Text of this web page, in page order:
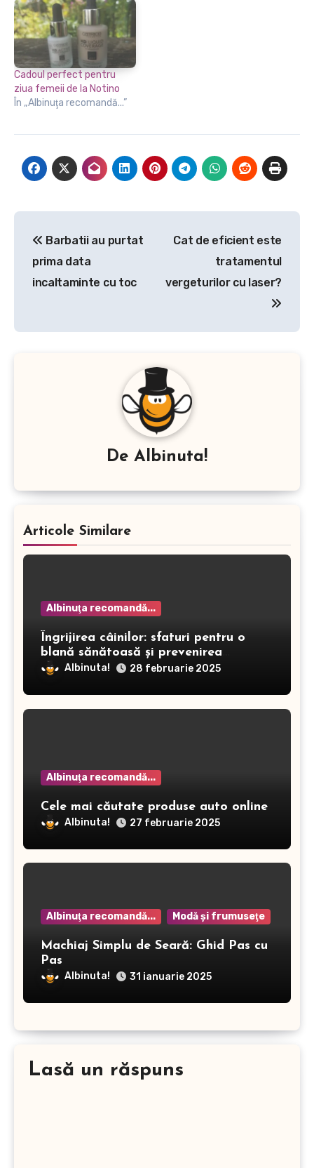
Cadoul perfect pentru
ziua femeii de la Notino
În „Albinuţa recomandă...”
articole
Barbatii au purtat
prima data
incaltaminte cu toc
Cat de eficient este
tratamentul
vergeturilor cu laser?
De Albinuta!
Articole Similare
Albinuţa recomandă...
Îngrijirea câinilor: sfaturi pentru o
blană sănătoasă și prevenirea
dermatitei
Albinuta! 28 februarie 2025
Albinuţa recomandă...
Cele mai căutate produse auto online
Albinuta! 27 februarie 2025
Albinuţa recomandă... Modă şi frumuseţe
Machiaj Simplu de Seară: Ghid Pas cu
Pas
Albinuta! 31 ianuarie 2025
Lasă un răspuns